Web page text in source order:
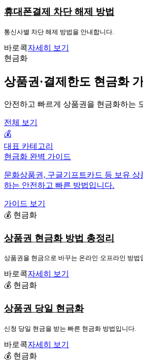
휴대폰결제 차단 해제 방법
통신사별 차단 해제 방법을 안내합니다.
바로콕자세히 보기
현금화
상품권·결제한도 현금화
안전하고 빠르게 상품권을 현금화하는
전체 보기
💰
대표 카테고리
현금화 완벽 가이드
문화상품권, 구글기프트카드 등 보유
하는 안전하고 빠른 방법입니다.
가이드 보기
💰 현금화
상품권 현금화 방법 총정리
상품권을 현금으로 바꾸는 온라인·오프라인 방법
바로콕자세히 보기
💰 현금화
상품권 당일 현금화
신청 당일 현금을 받는 빠른 현금화 방법입니다.
바로콕자세히 보기
💰 현금화